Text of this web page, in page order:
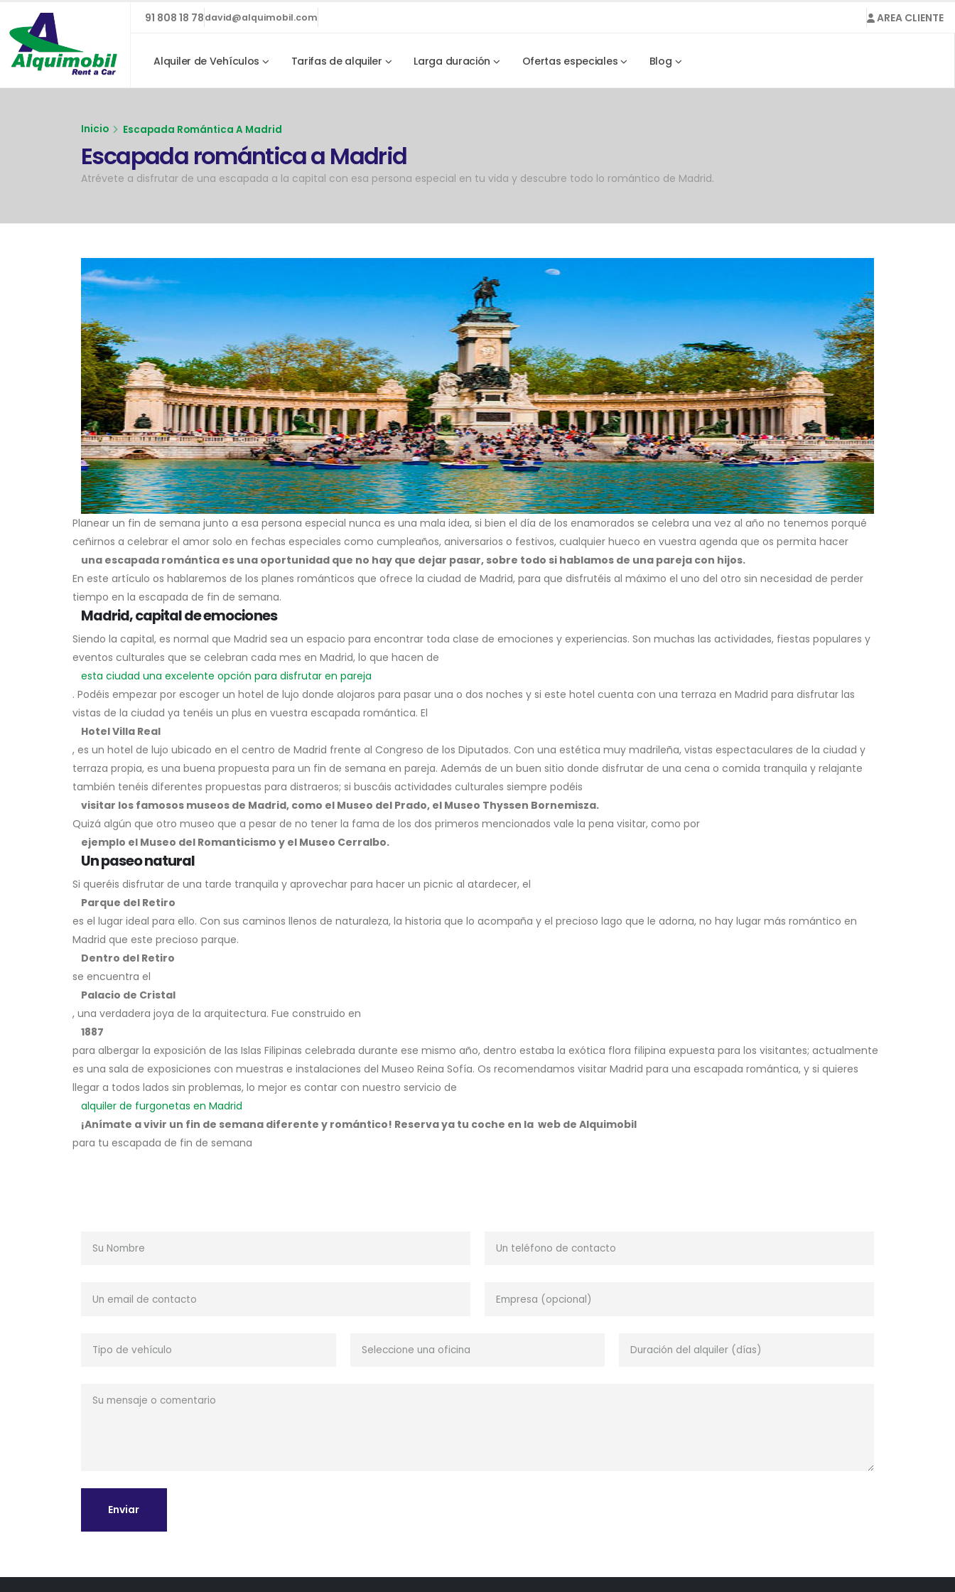
91 808 18 78david@alquimobil.com AREA CLIENTE
Alquiler de Vehículos Tarifas de alquiler Larga duración Ofertas especiales Blog
Inicio Escapada Romántica A Madrid
Escapada romántica a Madrid
Atrévete a disfrutar de una escapada a la capital con esa persona especial en tu vida y descubre todo lo romántico de Madrid.
Planear un fin de semana junto a esa persona especial nunca es una mala idea, si bien el día de los enamorados se celebra una vez al año no tenemos porqué
ceñirnos a celebrar el amor solo en fechas especiales como cumpleaños, aniversarios o festivos, cualquier hueco en vuestra agenda que os permita hacer
una escapada romántica es una oportunidad que no hay que dejar pasar, sobre todo si hablamos de una pareja con hijos.
En este artículo os hablaremos de los planes románticos que ofrece la ciudad de Madrid, para que disfrutéis al máximo el uno del otro sin necesidad de perder
tiempo en la escapada de fin de semana.
Madrid, capital de emociones
Siendo la capital, es normal que Madrid sea un espacio para encontrar toda clase de emociones y experiencias. Son muchas las actividades, fiestas populares y
eventos culturales que se celebran cada mes en Madrid, lo que hacen de
esta ciudad una excelente opción para disfrutar en pareja
. Podéis empezar por escoger un hotel de lujo donde alojaros para pasar una o dos noches y si este hotel cuenta con una terraza en Madrid para disfrutar las
vistas de la ciudad ya tenéis un plus en vuestra escapada romántica. El
Hotel Villa Real
, es un hotel de lujo ubicado en el centro de Madrid frente al Congreso de los Diputados. Con una estética muy madrileña, vistas espectaculares de la ciudad y
terraza propia, es una buena propuesta para un fin de semana en pareja. Además de un buen sitio donde disfrutar de una cena o comida tranquila y relajante
también tenéis diferentes propuestas para distraeros; si buscáis actividades culturales siempre podéis
visitar los famosos museos de Madrid, como el Museo del Prado, el Museo Thyssen Bornemisza.
Quizá algún que otro museo que a pesar de no tener la fama de los dos primeros mencionados vale la pena visitar, como por
ejemplo el Museo del Romanticismo y el Museo Cerralbo.
Un paseo natural
Si queréis disfrutar de una tarde tranquila y aprovechar para hacer un picnic al atardecer, el
Parque del Retiro
es el lugar ideal para ello. Con sus caminos llenos de naturaleza, la historia que lo acompaña y el precioso lago que le adorna, no hay lugar más romántico en
Madrid que este precioso parque.
Dentro del Retiro
se encuentra el
Palacio de Cristal
, una verdadera joya de la arquitectura. Fue construido en
1887
para albergar la exposición de las Islas Filipinas celebrada durante ese mismo año, dentro estaba la exótica flora filipina expuesta para los visitantes; actualmente
es una sala de exposiciones con muestras e instalaciones del Museo Reina Sofía. Os recomendamos visitar Madrid para una escapada romántica, y si quieres
llegar a todos lados sin problemas, lo mejor es contar con nuestro servicio de
alquiler de furgonetas en Madrid
¡Anímate a vivir un fin de semana diferente y romántico! Reserva ya tu coche en la web de Alquimobil
para tu escapada de fin de semana
Enviar